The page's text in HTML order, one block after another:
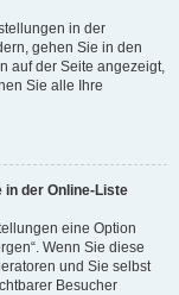
in der
gehen Sie in den
auf der Seite angezeigt,
Sie alle Ihre
in der Online-Liste
eine Option
Wenn Sie diese
und Sie selbst
Besucher